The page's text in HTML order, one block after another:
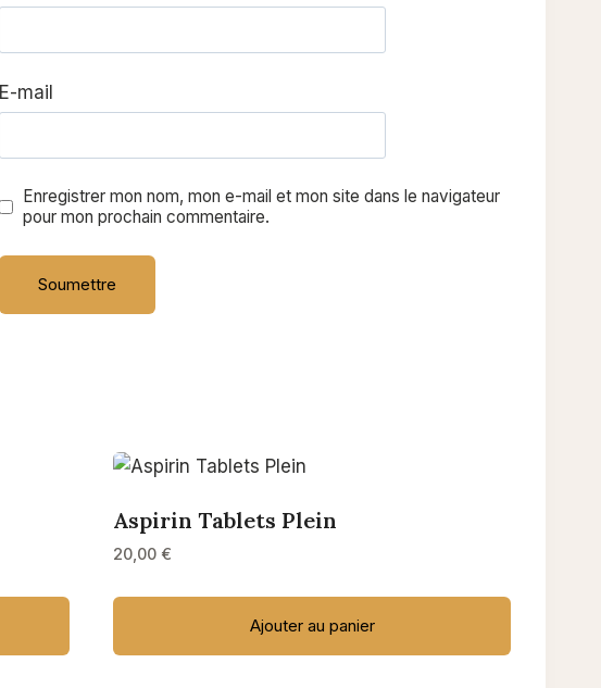
E-mail
Enregistrer mon nom, mon e-mail et mon site dans le navigateur
pour mon prochain commentaire.
Aspirin Tablets Plein
20,00 €
Ajouter au panier